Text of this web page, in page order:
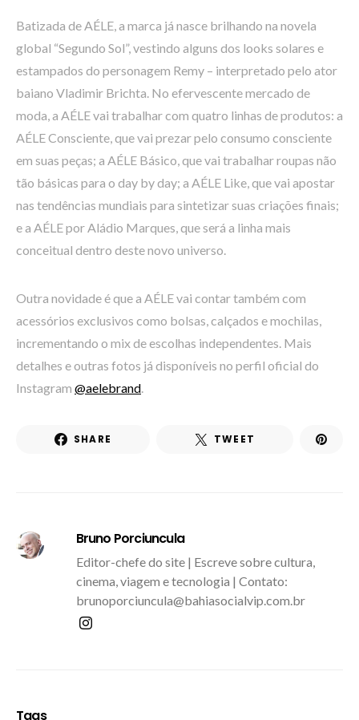
Batizada de AÉLE, a marca já nasce brilhando na novela
global “Segundo Sol”, vestindo alguns dos looks solares e
estampados do personagem Remy – interpretado pelo ator
baiano Vladimir Brichta. No efervescente mercado de
moda, a AÉLE vai trabalhar com quatro linhas de produtos: a
AÉLE Consciente, que vai prezar pelo consumo consciente
em suas peças; a AÉLE Básico, que vai trabalhar roupas não
tão básicas para o day by day; a AÉLE Like, que vai apostar
nas tendências mundiais para sintetizar suas criações finais;
e a AÉLE por Aládio Marques, que será a linha mais
conceitual dentro deste novo universo.
Outra novidade é que a AÉLE vai contar também com
acessórios exclusivos como bolsas, calçados e mochilas,
incrementando o mix de escolhas independentes. Mais
detalhes e outras fotos já disponíveis no perfil oficial do
Instagram @aelebrand
SHARE TWEET
Bruno Porciuncula
Editor-chefe do site | Escreve sobre cultura,
cinema, viagem e tecnologia | Contato:
brunoporciuncula@bahiasocialvip.com.br
Tags